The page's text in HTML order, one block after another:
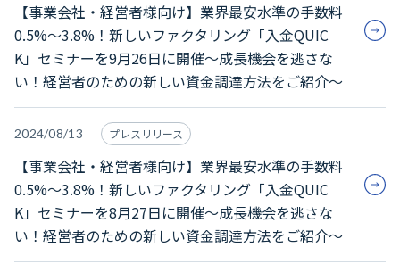
【事業会社・経営者様向け】業界最安水準の手数料
0.5%～3.8%！新しいファクタリング「入金QUIC
K」セミナーを9月26日に開催～成長機会を逃さな
い！経営者のための新しい資金調達方法をご紹介～
2024/08/13 プレスリリース
【事業会社・経営者様向け】業界最安水準の手数料
0.5%～3.8%！新しいファクタリング「入金QUIC
K」セミナーを8月27日に開催～成長機会を逃さな
い！経営者のための新しい資金調達方法をご紹介～